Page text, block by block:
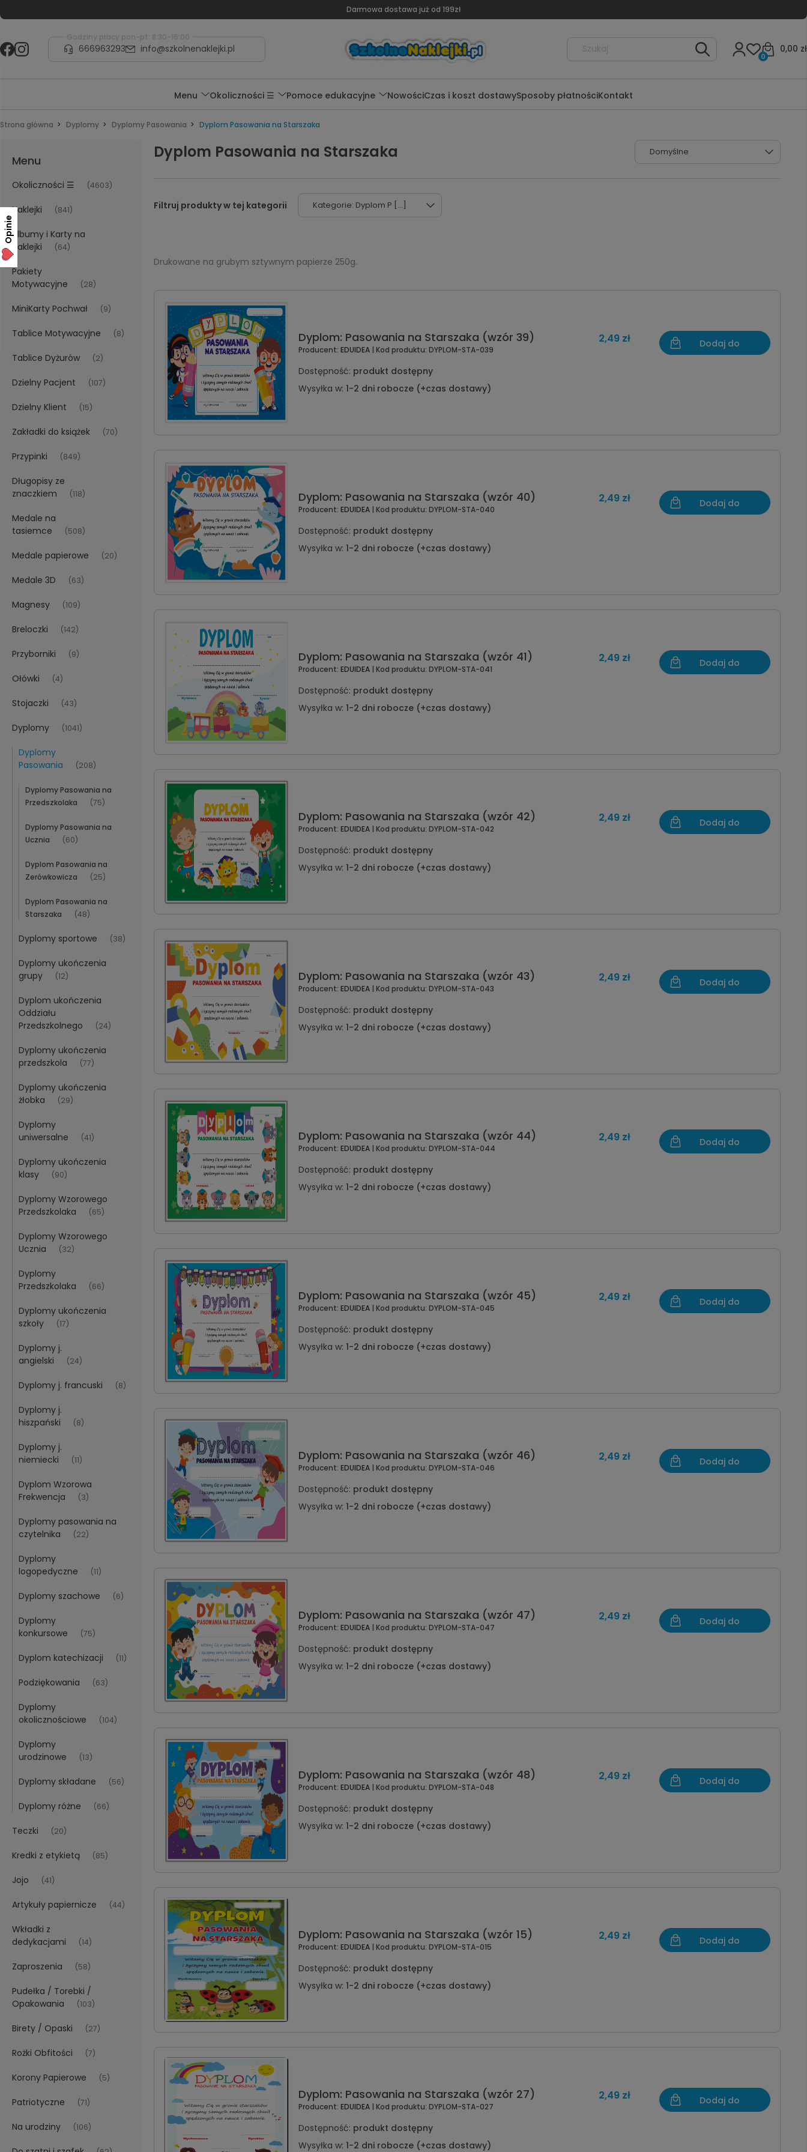
Darmowa dostawa już od 199zł
Godziny pracy pon-pt: 8:30-16:00
666963293 info@szkolnenaklejki.pl 0,00 zł
0
Menu Okoliczności ☰ Pomoce edukacyjne NowościCzas i koszt dostawySposoby płatnościKontakt
Strona główna Dyplomy Dyplomy Pasowania Dyplom Pasowania na Starszaka
Menu
Okoliczności ☰ (4603)
Naklejki (841)
Albumy i Karty na
naklejki
(64)
Pakiety
Motywacyjne
(28)
MiniKarty Pochwał (9)
Tablice Motywacyjne (8)
Tablice Dyżurów (2)
Dzielny Pacjent (107)
Dzielny Klient (15)
Zakładki do książek (70)
Przypinki (849)
Długopisy ze
znaczkiem
(118)
Medale na
tasiemce
(508)
Medale papierowe (20)
Medale 3D (63)
Magnesy (109)
Breloczki (142)
Przyborniki (9)
Ołówki (4)
Stojaczki (43)
Dyplomy (1041)
Dyplomy
Pasowania
(208)
Dyplomy Pasowania na
Przedszkolaka
(75)
Dyplomy Pasowania na
Ucznia
(60)
Dyplom Pasowania na
Zerówkowicza
(25)
Dyplom Pasowania na
Starszaka
(48)
Dyplomy sportowe (38)
Dyplomy ukończenia
grupy
(12)
Dyplom ukończenia
Oddziału
Przedszkolnego
(24)
Dyplomy ukończenia
przedszkola
(77)
Dyplomy ukończenia
żłobka
(29)
Dyplomy
uniwersalne
(41)
Dyplomy ukończenia
klasy
(90)
Dyplomy Wzorowego
Przedszkolaka
(65)
Dyplomy Wzorowego
Ucznia
(32)
Dyplomy
Przedszkolaka
(66)
Dyplomy ukończenia
szkoły
(17)
Dyplomy j.
angielski
(24)
Dyplomy j. francuski (8)
Dyplomy j.
hiszpański
(8)
Dyplomy j.
niemiecki
(11)
Dyplom Wzorowa
Frekwencja
(3)
Dyplomy pasowania na
czytelnika
(22)
Dyplomy
logopedyczne
(11)
Dyplomy szachowe (6)
Dyplomy
konkursowe
(75)
Dyplom katechizacji (11)
Podziękowania (63)
Dyplomy
okolicznościowe
(104)
Dyplomy
urodzinowe
(13)
Dyplomy składane (56)
Dyplomy różne (66)
Teczki (20)
Kredki z etykietą (85)
Jojo (41)
Artykuły papiernicze (44)
Wkładki z
dedykacjami
(14)
Zaproszenia (58)
Pudełka / Torebki /
Opakowania
(103)
Birety / Opaski (27)
Rożki Obfitości (7)
Korony Papierowe (5)
Patriotyczne (71)
Na urodziny (106)
Dyplom Pasowania na Starszaka
Kategorie: Dyplom P [...]
Drukowane na grubym sztywnym papierze 250g.
Dyplom: Pasowania na Starszaka (wzór 39)
Producent: EDUIDEA | Kod produktu: DYPLOM-STA-039
Dostępność: produkt dostępny
Wysyłka w: 1-2 dni robocze (+czas dostawy)
2,49 zł
Dodaj do
Dyplom: Pasowania na Starszaka (wzór 40)
Producent: EDUIDEA | Kod produktu: DYPLOM-STA-040
Dostępność: produkt dostępny
Wysyłka w: 1-2 dni robocze (+czas dostawy)
2,49 zł
Dodaj do
Dyplom: Pasowania na Starszaka (wzór 41)
Producent: EDUIDEA | Kod produktu: DYPLOM-STA-041
Dostępność: produkt dostępny
Wysyłka w: 1-2 dni robocze (+czas dostawy)
2,49 zł
Dodaj do
Dyplom: Pasowania na Starszaka (wzór 42)
Producent: EDUIDEA | Kod produktu: DYPLOM-STA-042
Dostępność: produkt dostępny
Wysyłka w: 1-2 dni robocze (+czas dostawy)
2,49 zł
Dodaj do
Dyplom: Pasowania na Starszaka (wzór 43)
Producent: EDUIDEA | Kod produktu: DYPLOM-STA-043
Dostępność: produkt dostępny
Wysyłka w: 1-2 dni robocze (+czas dostawy)
2,49 zł
Dodaj do
Dyplom: Pasowania na Starszaka (wzór 44)
Producent: EDUIDEA | Kod produktu: DYPLOM-STA-044
Dostępność: produkt dostępny
Wysyłka w: 1-2 dni robocze (+czas dostawy)
2,49 zł
Dodaj do
Dyplom: Pasowania na Starszaka (wzór 45)
Producent: EDUIDEA | Kod produktu: DYPLOM-STA-045
Dostępność: produkt dostępny
Wysyłka w: 1-2 dni robocze (+czas dostawy)
2,49 zł
Dodaj do
Dyplom: Pasowania na Starszaka (wzór 46)
Producent: EDUIDEA | Kod produktu: DYPLOM-STA-046
Dostępność: produkt dostępny
Wysyłka w: 1-2 dni robocze (+czas dostawy)
2,49 zł
Dodaj do
Dyplom: Pasowania na Starszaka (wzór 47)
Producent: EDUIDEA | Kod produktu: DYPLOM-STA-047
Dostępność: produkt dostępny
Wysyłka w: 1-2 dni robocze (+czas dostawy)
2,49 zł
Dodaj do
Dyplom: Pasowania na Starszaka (wzór 48)
Producent: EDUIDEA | Kod produktu: DYPLOM-STA-048
Dostępność: produkt dostępny
Wysyłka w: 1-2 dni robocze (+czas dostawy)
2,49 zł
Dodaj do
Dyplom: Pasowania na Starszaka (wzór 15)
Producent: EDUIDEA | Kod produktu: DYPLOM-STA-015
Dostępność: produkt dostępny
Wysyłka w: 1-2 dni robocze (+czas dostawy)
2,49 zł
Dodaj do
Dyplom: Pasowania na Starszaka (wzór 27)
Producent: EDUIDEA | Kod produktu: DYPLOM-STA-027
Dostępność: produkt dostępny
Wysyłka w: 1-2 dni robocze (+czas dostawy)
2,49 zł
Dodaj do
Opinie